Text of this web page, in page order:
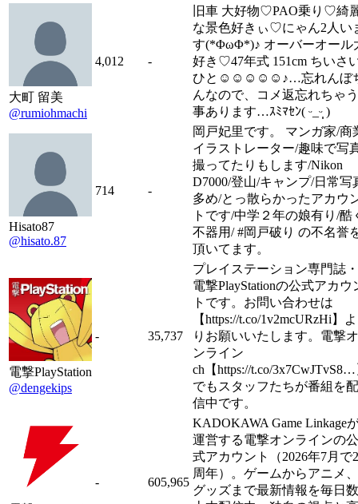
大町 留美
@rumiohmachi
4,012 -
旧車 大好物♡PAO乗り♡綺
な景色好きぃ♡にゃん2人い
す(*ΦωΦ*)♪ オーバーオール
好き♡47年式 151cm ちいさ
ひと☺︎︎☺︎︎☺︎︎☺︎︎☺︎︎♪…忘れんぼ
んなので、コメ返忘れちゃう
事あります…ｽﾐﾏｾﾝ( ᵕ_ᵕ̩̩ )
Hisato87
@hisato.87
714 -
岡戸妃里です。 マンガ家/商
イラストレーター/趣味で写
撮ってたりもします/Nikon
D7000/登山/キャンプ/日常写
多め/とっ散らかったアカウ
トです/中学２年の娘有り/酷
不器用/ #岡戸破り の不名誉
頂いてます。
電撃PlayStation
@dengekips
- 35,737
プレイステーション専門誌・
電撃PlayStationの公式アカウ
トです。お問い合わせは
【https://t.co/1v2mcURzHi】よ
りお願いいたします。電撃オ
ンライン
ch【https://t.co/
でもスタッフたちが番組を配
信中です。
- 605,965
KADOKAWA Game Linkage
運営する電撃オンラインの公
式アカウント（2026年7月で
周年）。ゲームからアニメ、
グッズまで最新情報を毎日数